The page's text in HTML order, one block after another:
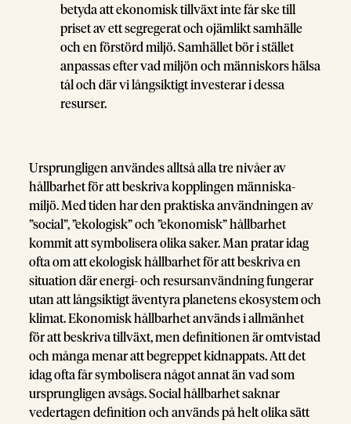
betyda att ekonomisk tillväxt inte får ske till
priset av ett segregerat och ojämlikt samhälle
och en förstörd miljö. Samhället bör i stället
anpassas efter vad miljön och människors hälsa
tål och där vi långsiktigt investerar i dessa
resurser.
Ursprungligen användes alltså alla tre nivåer av
hållbarhet för att beskriva kopplingen människa-
miljö. Med tiden har den praktiska användningen av
”social”, ”ekologisk” och ”ekonomisk” hållbarhet
kommit att symbolisera olika saker. Man pratar idag
ofta om att ekologisk hållbarhet för att beskriva en
situation där energi- och resursanvändning fungerar
utan att långsiktigt äventyra planetens ekosystem och
klimat. Ekonomisk hållbarhet används i allmänhet
för att beskriva tillväxt, men definitionen är omtvistad
och många menar att begreppet kidnappats. Att det
idag ofta får symbolisera något annat än vad som
ursprungligen avsågs. Social hållbarhet saknar
vedertagen definition och används på helt olika sätt